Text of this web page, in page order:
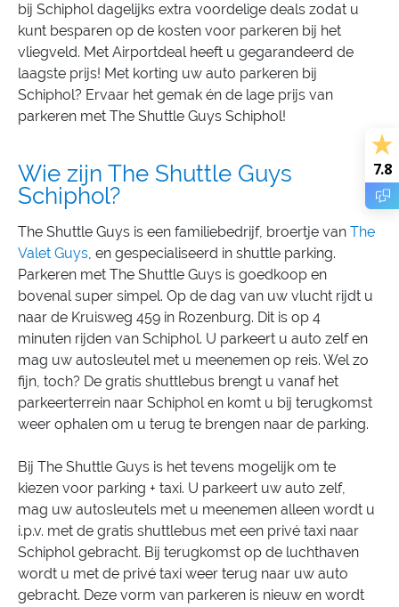
bij Schiphol dagelijks extra voordelige deals zodat u
kunt besparen op de kosten voor parkeren bij het
vliegveld. Met Airportdeal heeft u gegarandeerd de
laagste prijs! Met korting uw auto parkeren bij
Schiphol? Ervaar het gemak én de lage prijs van
parkeren met The Shuttle Guys Schiphol!
Wie zijn The Shuttle Guys
Schiphol?
The Shuttle Guys is een familiebedrijf, broertje van The
Valet Guys, en gespecialiseerd in shuttle parking.
Parkeren met The Shuttle Guys is goedkoop en
bovenal super simpel. Op de dag van uw vlucht rijdt u
naar de Kruisweg 459 in Rozenburg. Dit is op 4
minuten rijden van Schiphol. U parkeert u auto zelf en
mag uw autosleutel met u meenemen op reis. Wel zo
fijn, toch? De gratis shuttlebus brengt u vanaf het
parkeerterrein naar Schiphol en komt u bij terugkomst
weer ophalen om u terug te brengen naar de parking.
Bij The Shuttle Guys is het tevens mogelijk om te
kiezen voor parking + taxi. U parkeert uw auto zelf,
mag uw autosleutels met u meenemen alleen wordt u
i.p.v. met de gratis shuttlebus met een privé taxi naar
Schiphol gebracht. Bij terugkomst op de luchthaven
wordt u met de privé taxi weer terug naar uw auto
gebracht. Deze vorm van parkeren is nieuw en wordt
7.8